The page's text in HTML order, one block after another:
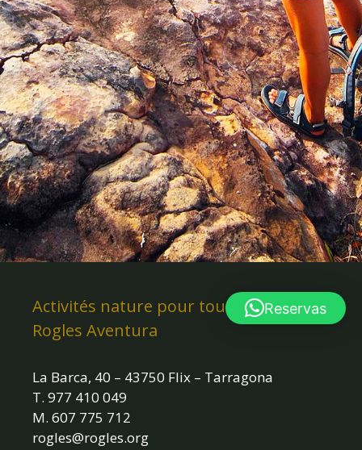
Activités nature pour tout le monde ·
Rogles Aventura
La Barca, 40 – 43750 Flix – Tarragona
T. 977 410 049
M. 607 775 712
rogles@rogles.org
Reservas